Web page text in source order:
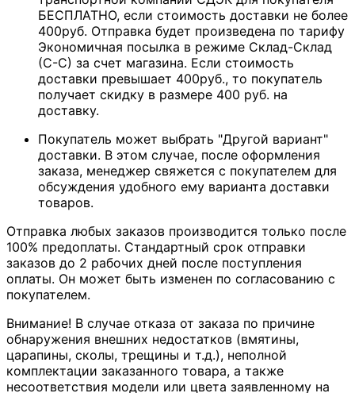
БЕСПЛАТНО, если стоимость доставки не более
400руб. Отправка будет произведена по тарифу
Экономичная посылка в режиме Склад-Склад
(С-С) за счет магазина. Если стоимость
доставки превышает 400руб., то покупатель
получает скидку в размере 400 руб. на
доставку.
Покупатель может выбрать "Другой вариант"
доставки. В этом случае, после оформления
заказа, менеджер свяжется с покупателем для
обсуждения удобного ему варианта доставки
товаров.
Отправка любых заказов производится только после
100% предоплаты. Стандартный срок отправки
заказов до 2 рабочих дней после поступления
оплаты. Он может быть изменен по согласованию с
покупателем.
Внимание! В случае отказа от заказа по причине
обнаружения внешних недостатков (вмятины,
царапины, сколы, трещины и т.д.), неполной
комплектации заказанного товара, а также
несоответствия модели или цвета заявленному на